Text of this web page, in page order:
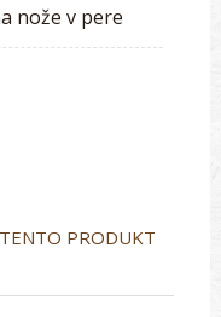
nože v pere
PRODUKT